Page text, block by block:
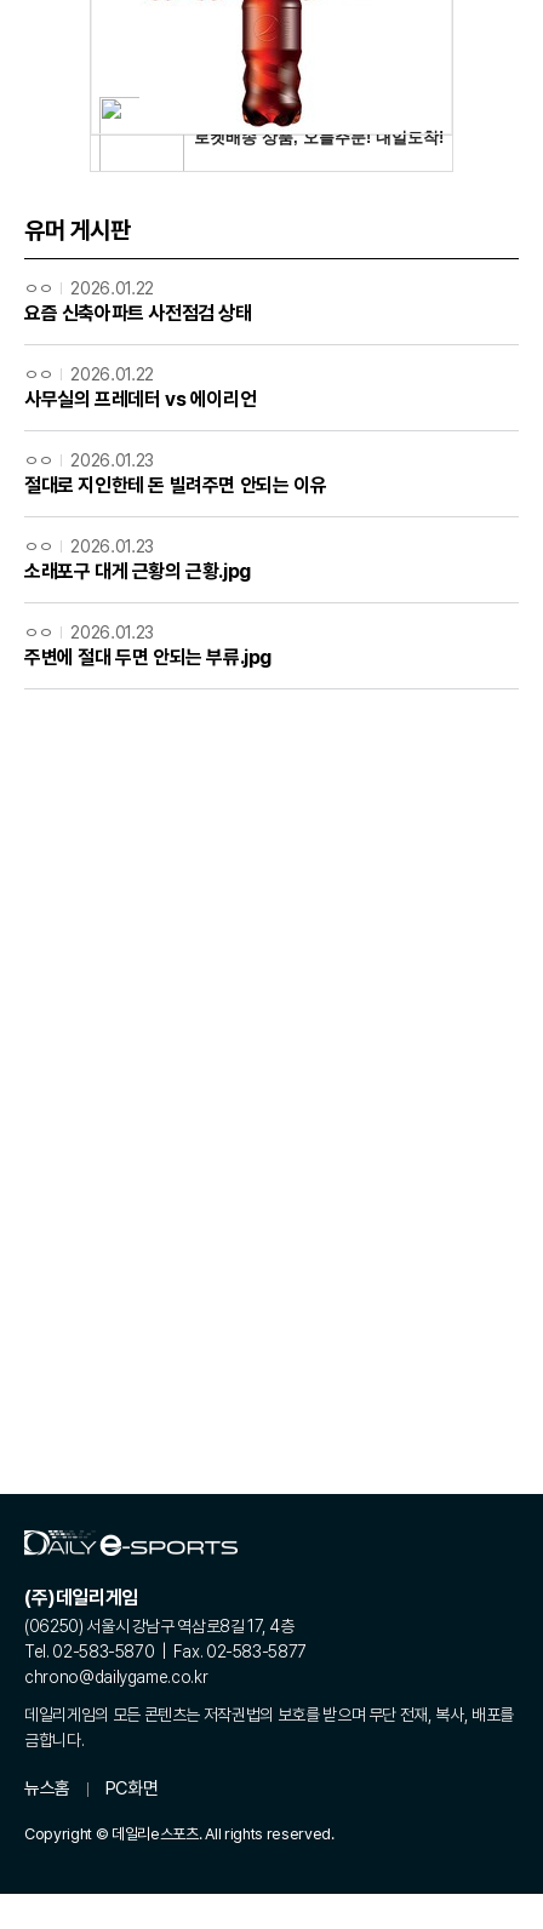
유머 게시판
ㅇㅇ 2026.01.22
요즘 신축아파트 사전점검 상태
ㅇㅇ 2026.01.22
사무실의 프레데터 vs 에이리언
ㅇㅇ 2026.01.23
절대로 지인한테 돈 빌려주면 안되는 이유
ㅇㅇ 2026.01.23
소래포구 대게 근황의 근황.jpg
ㅇㅇ 2026.01.23
주변에 절대 두면 안되는 부류.jpg
(주)데일리게임
(06250) 서울시 강남구 역삼로8길 17, 4층
Tel. 02-583-5870 | Fax. 02-583-5877
chrono@dailygame.co.kr
데일리게임의 모든 콘텐츠는 저작권법의 보호를 받으며 무단 전재, 복사, 배포를
금합니다.
뉴스홈 PC화면
Copyright © 데일리e스포츠. All rights reserved.